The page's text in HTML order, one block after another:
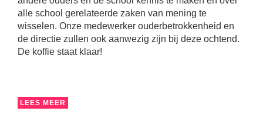
alle school gerelateerde zaken van mening te
wisselen. Onze medewerker ouderbetrokkenheid en
de directie zullen ook aanwezig zijn bij deze ochtend.
De koffie staat klaar!
LEES MEER